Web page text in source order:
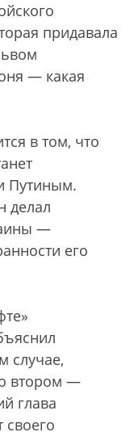
придавала
— какая
в том, что
Путиным.
делал
—
его
случае,
втором —
глава